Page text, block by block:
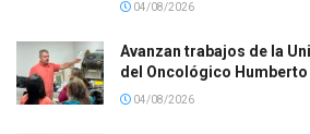
04/08/2026
Avanzan trabajos de la
del Oncológico
04/08/2026